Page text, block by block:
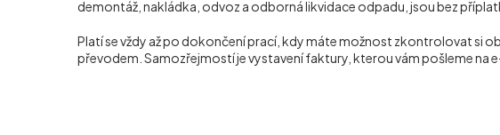
demontáž, nakládka, odvoz a odborná likvidace odpadu, jsou bez
Platí se vždy až po dokončení prací, kdy máte možnost zkontrolovat si
převodem. Samozřejmostí je vystavení faktury, kterou vám pošleme na